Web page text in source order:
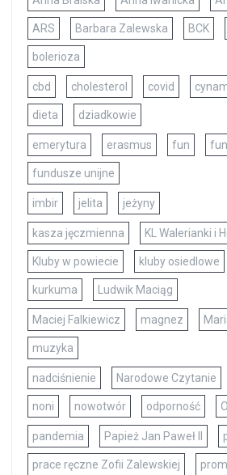
ARS Barbara Zalewska BCK
bolerioza
cbd cholesterol covid
dieta dziadkowie
emerytura erasmus fun
fundusze unijne
imbir jelita jeżyny
kasza jęczmienna KL Walerianki i
Kluby w powiecie kluby osiedlowe
kurkuma Ludwik Maciąg
Maciej Falkiewicz magnez
muzyka
nadciśnienie Narodowe Czytanie
noni nowotwór odporność
pandemia Papież Jan Paweł II
prace ręczne Zofii Zalewskiej